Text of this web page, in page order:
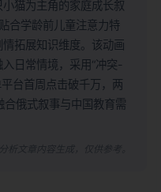
小猫为主角的家庭成长叙
合学龄前儿童注意力特
拓展知识维度。该动画
日常情境，采用“冲突-
台首周点击破千万，两
俄式叙事与中国教育需